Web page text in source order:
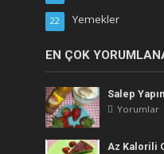
Yemekler
22
EN ÇOK
Salep
Yorumlar
Az Kalorili